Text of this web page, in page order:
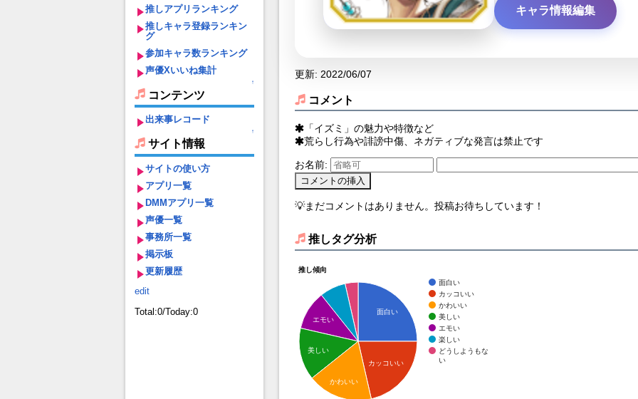
推しアプリランキング
推しキャラ登録ランキン
グ
参加キャラ数ランキング
声優Xいいね集計
↑
コンテンツ
出来事レコード
↑
サイト情報
サイトの使い方
アプリ一覧
DMMアプリ一覧
声優一覧
事務所一覧
掲示板
更新履歴
edit
Total:0/Today:0
キャラ情報編集
更新: 2022/06/07
コメント
「イズミ」の魅力や特徴など
荒らし行為や誹謗中傷、ネガティブな発言は禁止です
お名前:
💡まだコメントはありません。投稿お待ちしています！
推しタグ分析
推し傾向
面白い
カッコいい
かわいい
美しい
エモい
楽しい
どうしようもな
い
面白い
カッコいい
エモい
美しい
かわいい